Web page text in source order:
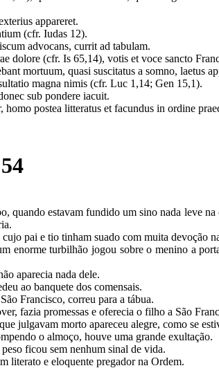
appareret.
(cfr. Iudas 12).
advocans, currit ad tabulam.
dolore (cfr. Is 65,14), votis et voce sancto
mortuum, quasi suscitatus a somno, laetus
magna nimis (cfr. Luc 1,14; Gen 15,1).
sub pondere iacuit.
postea litteratus et facundus in ordine
quando estavam fundido um sino nada leve
pai e tio tinham suado com muita devoção
enorme turbilhão jogou sobre o menino a
aparecia nada dele.
ao banquete dos comensais.
Francisco, correu para a tábua.
fazia promessas e oferecia o filho a São
julgavam morto apareceu alegre, como se
o almoço, houve uma grande exultação.
ficou sem nenhum sinal de vida.
literato e eloquente pregador na Ordem.